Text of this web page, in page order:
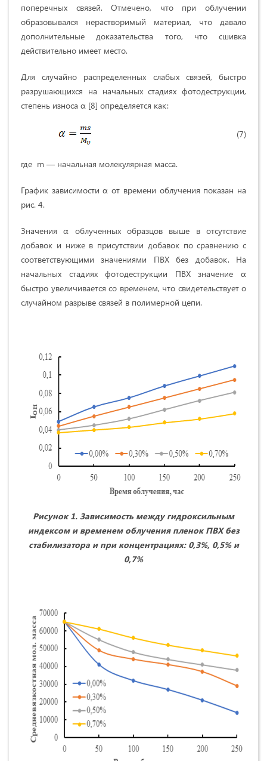
поперечных связей. Отмечено, что при облучении
образовывался нерастворимый материал, что давало
дополнительные доказательства того, что сшивка
действительно имеет место.
Для случайно распределенных слабых связей, быстро
разрушающихся на начальных стадиях фотодеструкции,
степень износа α [8] определяется как:
(7)
где m — начальная молекулярная масса.
График зависимости α от времени облучения показан на
рис. 4.
Значения α облученных образцов выше в отсутствие
добавок и ниже в присутствии добавок по сравнению с
соответствующими значениями ПВХ без добавок. На
начальных стадиях фотодеструкции ПВХ значение α
быстро увеличивается со временем, что свидетельствует о
случайном разрыве связей в полимерной цепи.
Рисунок 1. Зависимость между гидроксильным
индексом и временем облучения пленок ПВХ без
стабилизатора и при концентрациях: 0,3%, 0,5% и
0,7%